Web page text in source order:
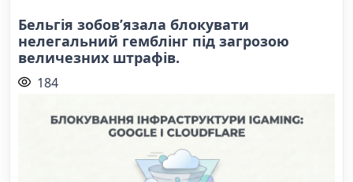
Бельгія зобов’язала блокувати
нелегальний гемблінг під загрозою
величезних штрафів.
184